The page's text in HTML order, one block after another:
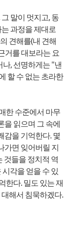
말이 멋지고, 동
과정을 제대로
견해를(내 견해
거를 대보라는 요
, 선명하게는 "낸
할 수 없는 초라한
한 수준에서 마무
을 읽으며 그 속에
감을 기억한다. 몇
가면 잊어버릴 지
것들을 정치적 역
각을 얻을 수 있
한다. 밀도 있는 재
해서 침묵하겠다.